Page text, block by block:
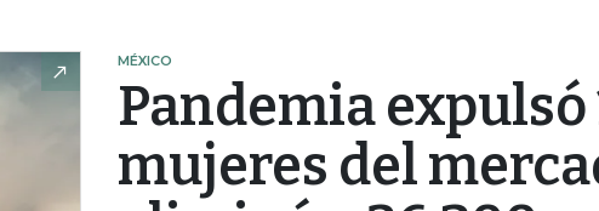
MÉXICO
Pandemia
mujeres del